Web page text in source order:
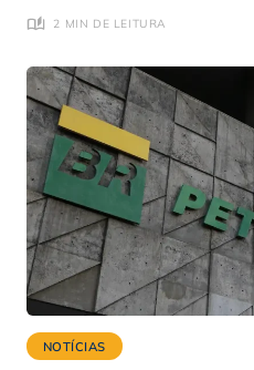
2 MIN DE LEITURA
NOTÍCIAS